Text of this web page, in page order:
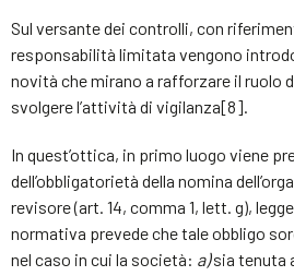
Sul versante dei controlli, con
responsabilità limitata vengono
novità che mirano a rafforzare il ruolo
svolgere l’attività di vigilanza[8].
In quest’ottica, in primo luogo viene
dell’obbligatorietà della nomina
revisore (art. 14, comma 1, lett. g),
normativa prevede che tale obbligo
nel caso in cui la società: a)sia tenuta